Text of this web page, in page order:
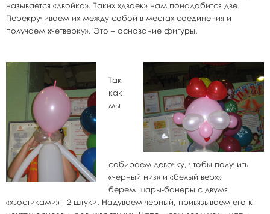
называется «двойка». Таких «двоек» нам понадобится две.
Перекручиваем их между собой в местах соединения и
получаем «четверку». Это – основание фигуры.
Так
как
мы
собираем девочку, чтобы получить
«черный низ» и «белый верх»
берем шары-банеры с двумя
«хвостиками» - 2 штуки. Надуваем черный, привязываем его к